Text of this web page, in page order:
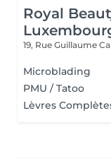
Royal
19, Rue Guillaume
Microblading
PMU / Tatoo
Lèvres